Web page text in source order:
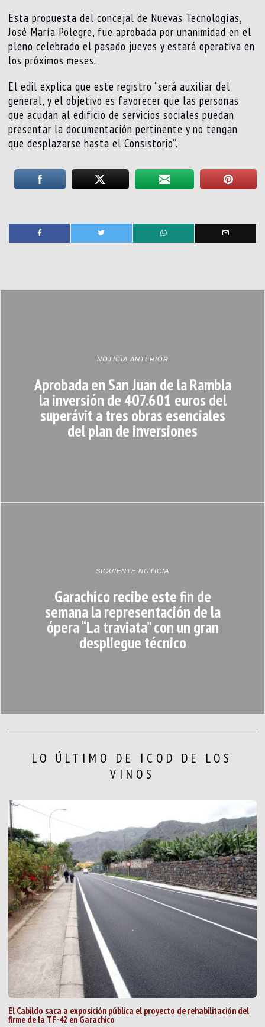
Esta propuesta del concejal de Nuevas Tecnologías,
José María Polegre, fue aprobada por unanimidad en el
pleno celebrado el pasado jueves y estará operativa en
los próximos meses.
El edil explica que este registro “será auxiliar del
general, y el objetivo es favorecer que las personas
que acudan al edificio de servicios sociales puedan
presentar la documentación pertinente y no tengan
que desplazarse hasta el Consistorio”.
NOTICIA ANTERIOR
Aprobada en San Juan de la Rambla
la inversión de 407.601 euros del
superávit a tres obras esenciales
del plan de inversiones
SIGUIENTE NOTICIA
Garachico recibe este fin de
semana la representación de la
ópera “La traviata” con un gran
despliegue técnico
LO ÚLTIMO DE ICOD DE LOS
VINOS
El Cabildo saca a exposición pública el proyecto de rehabilitación del
firme de la TF-42 en Garachico